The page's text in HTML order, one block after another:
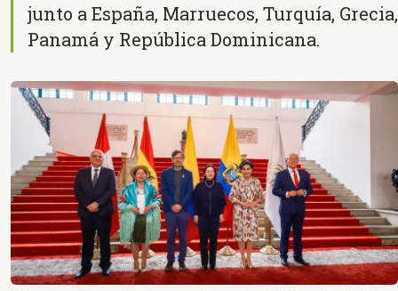
junto a España, Marruecos, Turquía, Grecia,
Panamá y República Dominicana.